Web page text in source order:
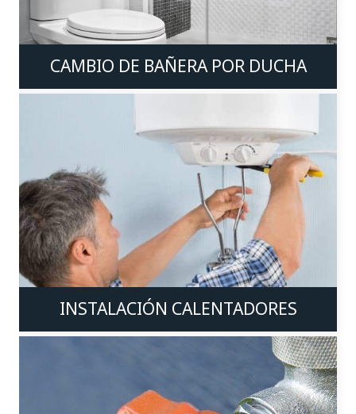
CAMBIO DE BAÑERA POR DUCHA
INSTALACIÓN CALENTADORES